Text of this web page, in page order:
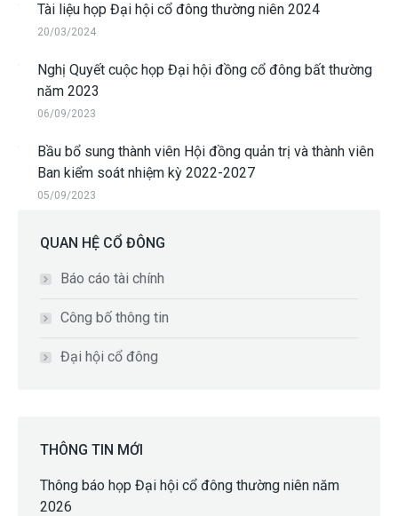
Tài liệu họp Đại hội cổ đông thường niên 2024
20/03/2024
Nghị Quyết cuộc họp Đại hội đồng cổ đông bất thường
năm 2023
06/09/2023
Bầu bổ sung thành viên Hội đồng quản trị và thành viên
Ban kiểm soát nhiệm kỳ 2022-2027
05/09/2023
QUAN HỆ CỔ ĐÔNG
Báo cáo tài chính
Công bố thông tin
Đại hội cổ đông
THÔNG TIN MỚI
Thông báo họp Đại hội cổ đông thường niên năm
2026